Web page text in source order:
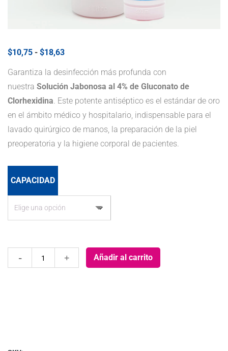
$10,75 - $18,63Rango
precios:
$10,75
hasta
$18,63
Garantiza la desinfección más profunda con
nuestra Solución Jabonosa al 4% de Gluconato de
Clorhexidina . Este potente antiséptico es el estándar de oro
en el ámbito médico y hospitalario, indispensable para el
lavado quirúrgico de manos, la preparación de la piel
preoperatoria y la higiene corporal de pacientes.
CAPACIDAD
Solución Añadir al carrito